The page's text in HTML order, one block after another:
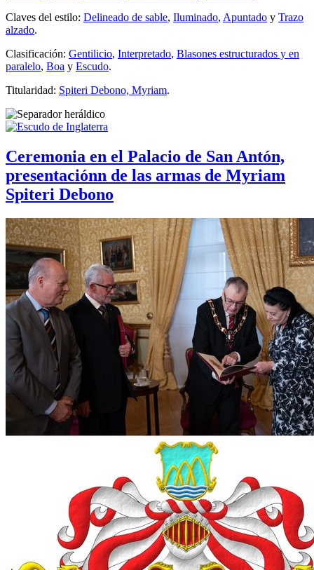
Claves del estilo: Delineado de sable, Iluminado, Apuntado y Trazo
alzado.
Clasificación: Gentilicio, Interpretado, Blasones estructurados y en
paralelo, Boa y Escudo.
Titularidad: Spiteri Debono, Myriam.
Ceremonia en el Palacio de San Antón,
presentaciónn de las armas de Myriam
Spiteri Debono